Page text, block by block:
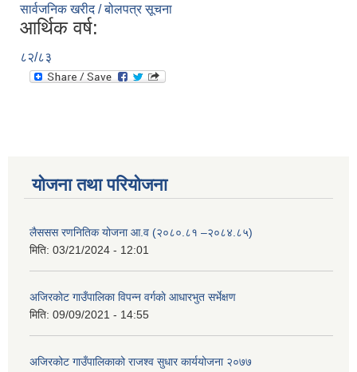
सार्वजनिक खरीद / बोलपत्र सूचना
आर्थिक वर्ष:
८२/८३
योजना तथा परियोजना
लैससस रणनितिक योजना आ.व (२०८०.८१ –२०८४.८५)
मिति: 03/21/2024 - 12:01
अजिरकाेट गाउँपालिका विपन्न वर्गकाे आधारभुत सर्भेक्षण
मिति: 09/09/2021 - 14:55
अजिरकोट गाउँपालिकाको राजश्व सुधार कार्ययोजना २०७७